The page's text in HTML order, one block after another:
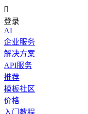

登录
AI
企业服务
解决方案
API服务
推荐
模板社区
价格
入门教程